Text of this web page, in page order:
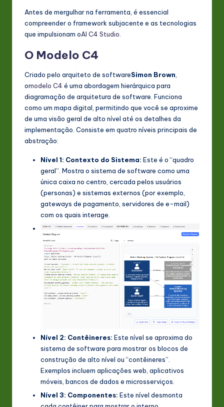
Antes de mergulhar na ferramenta, é essencial
compreender o framework subjacente e as tecnologias
que impulsionam oAI C4 Studio
O Modelo C4
Criado pelo arquiteto de softwareSimon Brown
omodelo C4 é uma abordagem hierárquica para
diagramação de arquitetura de software. Funciona
como um mapa digital, permitindo que você se aproxime
de uma visão geral de alto nível até os detalhes da
implementação. Consiste em quatro níveis principais de
abstração:
Nível 1: Contexto do Sistema: Este é o “quadro
geral”. Mostra o sistema de software como uma
única caixa no centro, cercada pelos usuários
(personas) e sistemas externos (por exemplo,
gateways de pagamento, servidores de e-mail)
com os quais interage.
Nível 2: Contêineres: Este nível se aproxima do
sistema de software para mostrar os blocos de
construção de alto nível ou “contêineres”.
Exemplos incluem aplicações web, aplicativos
móveis, bancos de dados e microsserviços.
Nível 3: Componentes: Este nível desmonta